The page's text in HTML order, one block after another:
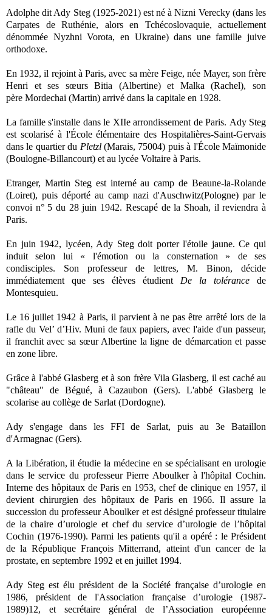
Adolphe dit Ady Steg (1925-2021) est né à Nizni Verecky (dans les
Carpates de Ruthénie, alors en Tchécoslovaquie, actuellement
dénommée Nyzhni Vorota, en Ukraine) dans une famille juive
orthodoxe.
En 1932, il rejoint à Paris, avec sa mère Feige, née Mayer, son frère
Henri et ses sœursBitia (Albertine) et Malka (Rachel), son
père Mordechai (Martin) arrivé dans la capitale en 1928.
La famille s'installe dans le XIIe arrondissement de Paris. Ady Steg
est scolarisé à l'École élémentaire des Hospitalières-Saint-Gervais
dans le quartier du Pletzl(Marais, 75004) puis à l'École Maïmonide
(Boulogne-Billancourt) et au lycée Voltaire à Paris.
Etranger, Martin Steg est interné au camp de Beaune-la-Rolande
(Loiret), puis déporté au camp nazi d'Auschwitz(Pologne) par le
convoi n° 5 du 28 juin 1942. Rescapé de la Shoah, il reviendra à
Paris.
En juin 1942, lycéen, Ady Steg doit porter l'étoile jaune. Ce qui
induit selon lui « l'émotion ou la consternation » de ses
condisciples. Son professeur de lettres, M. Binon, décide
immédiatement que ses élèves étudient De la tolérance de
Montesquieu.
Le 16 juillet 1942 à Paris, il parvient à ne pas être arrêté lors de la
rafle du Vel’ d’Hiv. Muni de faux papiers, avec l'aide d'un passeur,
il franchit avec sa sœur Albertine la ligne de démarcation et passe
en zone libre.
Grâce à l'abbé Glasberg et à son frère Vila Glasberg, il est caché au
"château" de Bégué, à Cazaubon (Gers). L'abbé Glasberg le
scolarise au collège de Sarlat (Dordogne).
Ady s'engage dans les FFI de Sarlat, puis au 3e Bataillon
d'Armagnac (Gers).
A la Libération, il étudie la médecine en se spécialisant en urologie
dans le service du professeur Pierre Aboulker à l'hôpital Cochin.
Interne des hôpitaux de Paris en 1953, chef de clinique en 1957, il
devient chirurgien des hôpitaux de Paris en 1966. Il assure la
succession du professeur Aboulker et est désigné professeur titulaire
de la chaire d’urologie et chef du service d’urologie de l’hôpital
Cochin (1976-1990). Parmi les patients qu'il a opéré : le Président
de la République François Mitterrand, atteint d'un cancer de la
prostate, en septembre 1992 et en juillet 1994.
Ady Steg est élu président de la Société française d’urologie en
1986, président de l'Association française d’urologie (1987-
1989)12, et secrétaire général de l’Association européenne